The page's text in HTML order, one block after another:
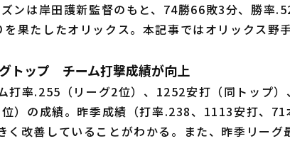
ンは岸田護新監督のもと、74勝66敗3分、勝率
を果たしたオリックス。本記事ではオリックス野
トップ チーム打撃成績が向上
打率.255（リーグ2位）、1252安打（同トップ）
）の成績。昨季成績（打率.238、1113安打、
く改善していることがわかる。また、昨季リー